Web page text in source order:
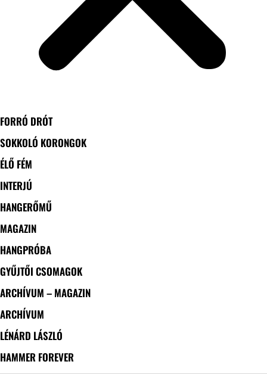
FORRÓ DRÓT
SOKKOLÓ KORONGOK
ÉLŐ FÉM
INTERJÚ
HANGERŐMŰ
MAGAZIN
HANGPRÓBA
GYŰJTŐI CSOMAGOK
ARCHÍVUM – MAGAZIN
ARCHÍVUM
LÉNÁRD LÁSZLÓ
HAMMER FOREVER